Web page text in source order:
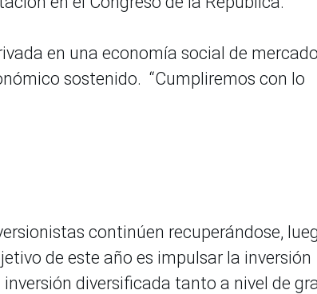
en una economía social de
sostenido. “Cumpliremos con lo
continúen recuperándose,
de este año es impulsar la inversión
diversificada tanto a nivel de